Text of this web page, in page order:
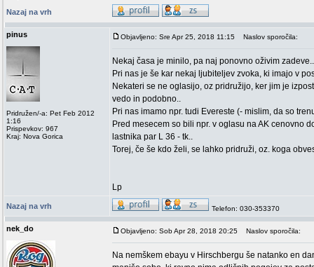
Nazaj na vrh
pinus
Pridružen/-a: Pet Feb 2012
1:16
Prispevkov: 967
Kraj: Nova Gorica
Objavljeno: Sre Apr 25, 2018 11:15 Naslov sporočila:
Nekaj časa je minilo, pa naj ponovno oživim zadeve..
Pri nas je še kar nekaj ljubiteljev zvoka, ki imajo v
Nekateri se ne oglasijo, oz pridružijo, ker jim je
vedo in podobno..
Pri nas imamo npr. tudi Evereste (- mislim, da so
Pred mesecem so bili npr. v oglasu na AK cenovno
lastnika par L 36 - tk..
Torej, če še kdo želi, se lahko pridruži, oz. koga
Lp
Nazaj na vrh Telefon: 030-353370
nek_do Objavljeno: Sob Apr 28, 2018 20:25 Naslov sporočila:
Na nemškem ebayu v Hirschbergu še natanko en